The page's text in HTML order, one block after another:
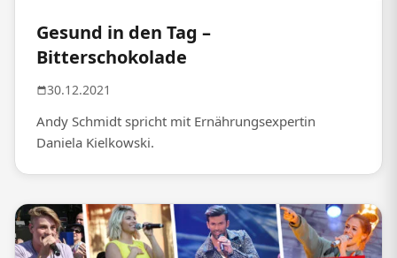
Gesund in den Tag –
Bitterschokolade
30.12.2021
Andy Schmidt spricht mit Ernährungsexpertin
Daniela Kielkowski.